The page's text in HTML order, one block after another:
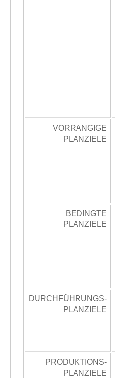
VORRANGIGE
PLANZIELE
BEDINGTE
PLANZIELE
DURCHFÜHRUNGS-
PLANZIELE
PRODUKTIONS-
PLANZIELE